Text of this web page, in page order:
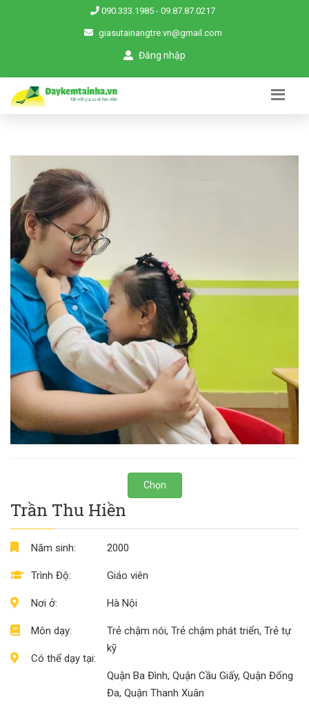
090.333.1985 - 09.87.87.0217
giasutainangtre.vn@gmail.com
Đăng nhập
Chọn
Trần Thu Hiền
Năm sinh:
Trình Độ:
Nơi ở:
Môn dạy:
Có thể dạy tại:
2000
Giáo viên
Hà Nội
Trẻ chậm nói, Trẻ chậm phát triển, Trẻ tự
kỹ
Quận Ba Đình, Quận Cầu Giấy, Quận Đống
Đa, Quận Thanh Xuân